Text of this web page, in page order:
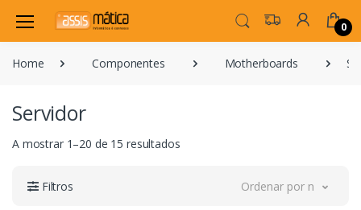
0
Home Componentes Motherboards
Servidor
A mostrar 1–20 de 15 resultados
Filtros Ordenar por novidade